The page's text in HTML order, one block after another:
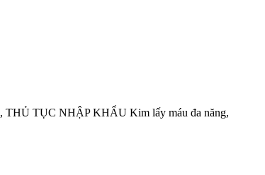
THỦ TỤC NHẬP KHẨU Kim lấy máu đa năng,